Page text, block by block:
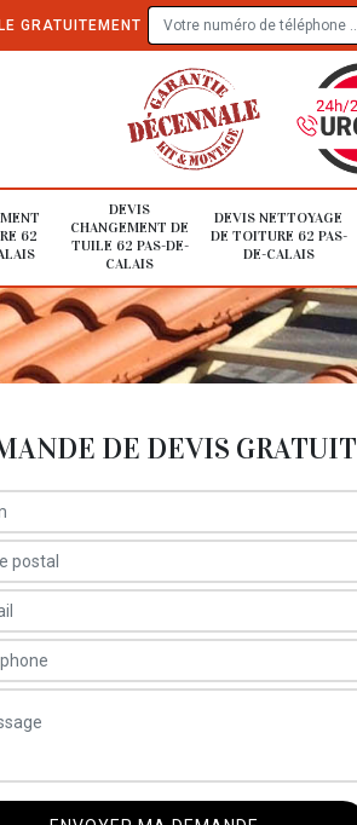
GRATUITEMENT
62
DEVIS
CHANGEMENT DE
TUILE 62 PAS-DE-
CALAIS
DEVIS NETTOYAGE
DE TOITURE 62 PAS-
DE-CALAIS
DE DEVIS GRATUIT